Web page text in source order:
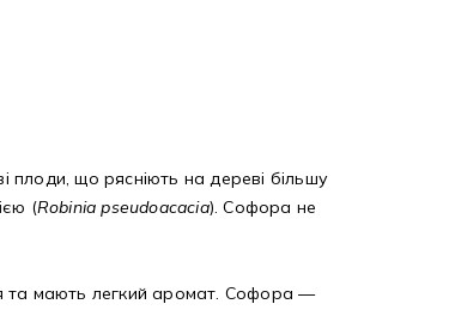
плоди, що рясніють на дереві більшу
(Robinia pseudoacacia). Софора не
та мають легкий аромат. Софора —